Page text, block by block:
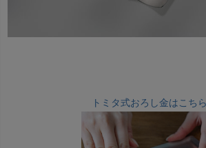
トミタ式おろし金はこちら